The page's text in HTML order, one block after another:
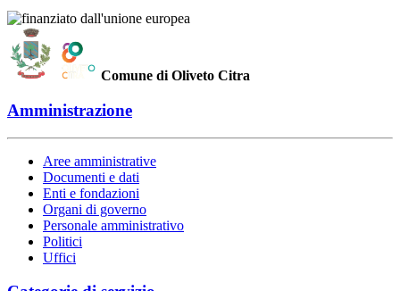
Comune di Oliveto Citra
Amministrazione
Aree amministrative
Documenti e dati
Enti e fondazioni
Organi di governo
Personale amministrativo
Politici
Uffici